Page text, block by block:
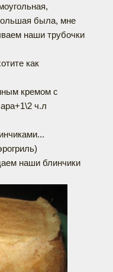
была, мне
наши трубочки
как
кремом с
ч.л
наши блинчики